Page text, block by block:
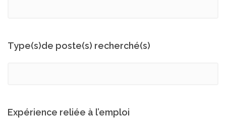
Type(s)de poste(s) recherché(s)
Expérience reliée à l’emploi